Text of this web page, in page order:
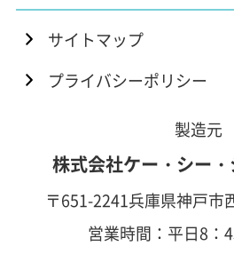
サイトマップ
プライバシーポリシー
製造元
株式会社ケー・シー
〒651-2241兵庫県神戸市
営業時間：平日8：